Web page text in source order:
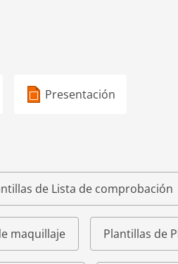
Presentación
de Lista de comprobación
maquillaje Plantillas de